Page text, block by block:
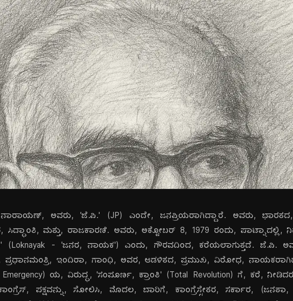
ಅವರು, 'ಜೆ.ಪಿ.' (JP) ಎಂದೇ, ಜನಪ್ರಿಯರಾಗಿದ್ದಾರೆ. ಅವರು, ಭಾರತದ,
ಮತ್ತು, ರಾಜಕಾರಣಿ. ಅವರು, ಅಕ್ಟೋಬರ್ 8, 1979 ರಂದು, ಪಾಟ್ನಾದಲ್ಲಿ,
- 'ಜನರ, ನಾಯಕ') ಎಂದು, ಗೌರವದಿಂದ, ಕರೆಯಲಾಗುತ್ತದೆ. ಜೆ.ಪಿ.
ಪ್ರಧಾನಮಂತ್ರಿ, ಇಂದಿರಾ, ಗಾಂಧಿ, ಅವರ, ಆಡಳಿತದ, ಪ್ರಮುಖ, ವಿರೋಧ,
Emergency) ಯ, ವಿರುದ್ಧ, 'ಸಂಪೂರ್ಣ, ಕ್ರಾಂತಿ' (Total Revolution) ಗೆ, ಕರೆ,
ಪಕ್ಷವನ್ನು, ಸೋಲಿಸಿ, ಮೊದಲ, ಬಾರಿಗೆ, ಕಾಂಗ್ರೆಸ್ಸೇತರ, ಸರ್ಕಾರ,